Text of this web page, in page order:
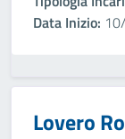
Data Inizio:
Lovero